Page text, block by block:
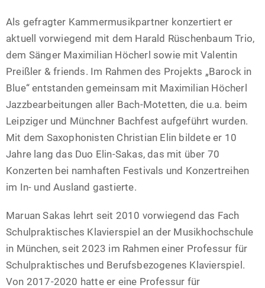
Als gefragter Kammermusikpartner konzertiert er
aktuell vorwiegend mit dem Harald Rüschenbaum Trio,
dem Sänger Maximilian Höcherl sowie mit Valentin
Preißler & friends. Im Rahmen des Projekts „Barock in
Blue“ entstanden gemeinsam mit Maximilian Höcherl
Jazzbearbeitungen aller Bach-Motetten, die u.a. beim
Leipziger und Münchner Bachfest aufgeführt wurden.
Mit dem Saxophonisten Christian Elin bildete er 10
Jahre lang das Duo Elin-Sakas, das mit über 70
Konzerten bei namhaften Festivals und Konzertreihen
im In- und Ausland gastierte.
Maruan Sakas lehrt seit 2010 vorwiegend das Fach
Schulpraktisches Klavierspiel an der Musikhochschule
in München, seit 2023 im Rahmen einer Professur für
Schulpraktisches und Berufsbezogenes Klavierspiel.
Von 2017-2020 hatte er eine Professur für